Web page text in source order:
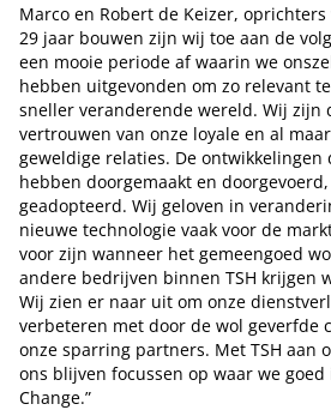
Marco en Robert de Keizer, oprichters
29 jaar bouwen zijn wij toe aan de
een mooie periode af waarin we
hebben uitgevonden om zo relevant
sneller veranderende wereld. Wij zijn
vertrouwen van onze loyale en al
geweldige relaties. De ontwikkelingen
hebben doorgemaakt en
geadopteerd. Wij geloven in
nieuwe technologie vaak voor de
voor zijn wanneer het gemeengoed
andere bedrijven binnen TSH krijgen
Wij zien er naar uit om onze
verbeteren met door de wol geverfde
onze sparring partners. Met TSH aan
ons blijven focussen op waar we
Change.”